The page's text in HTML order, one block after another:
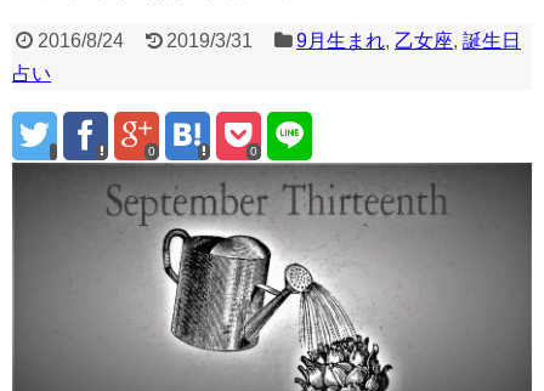
2016/8/24 2019/3/31 9月生まれ, 乙女座,誕生日
占い
0 0